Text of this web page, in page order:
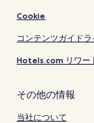
Cookie
コンテンツガイド
Hotels.com リワー
その他の情報
当社について